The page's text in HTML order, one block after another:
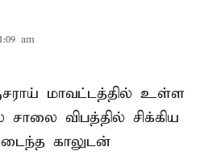
am
மாவட்டத்தில் உள்ள
சாலை விபத்தில் சிக்கிய
காலுடன்